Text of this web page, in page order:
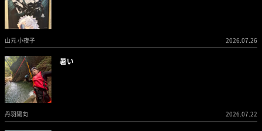
山元 小夜子 2026.07.26
暑い
丹羽陽向 2026.07.22